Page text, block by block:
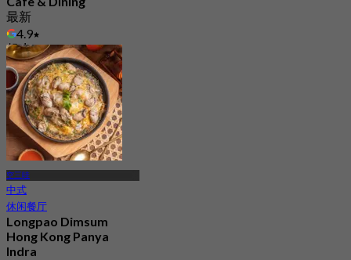
最新
4.9
起฿ 325
空三哇
中式
休闲餐厅
Longpao Dimsum
Hong Kong Panya
Indra